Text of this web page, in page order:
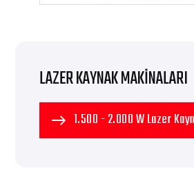
LAZER KAYNAK MAKINALARI
1.500 - 2.000 W Lazer